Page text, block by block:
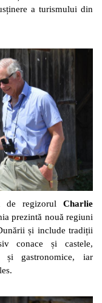
a turismului din
de regizorul Charlie
prezintă nouă regiuni
și include tradiții
conace și castele,
și gastronomice, iar